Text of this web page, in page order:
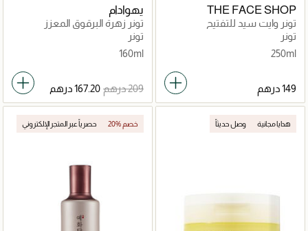
THE FACE SHOP
تونر وايت سيد للتفتيح
تونر
250ml
يهوادام
تونر زهرة البرقوق المعزز
للحيوية
تونر
160ml
هدايا مجانية وصل حديثاً 20% خصم حصرياً عبر المتجر الإلكتروني